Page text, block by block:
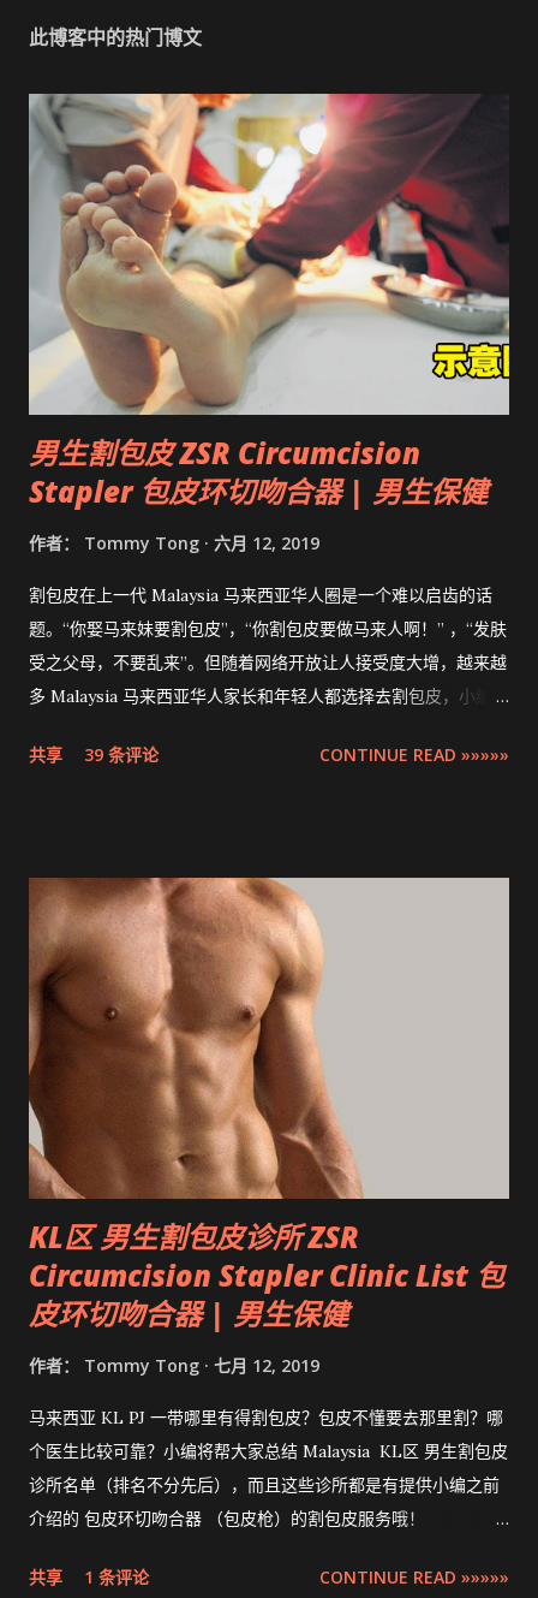
此博客中的热门博文
男生割包皮 ZSR Circumcision
Stapler 包皮环切吻合器 | 男生保健
作者： Tommy Tong 六月 12, 2019
割包皮在上一代 Malaysia 马来西亚华人圈是一个难以启齿的话
题。“你娶马来妹要割包皮”，“你割包皮要做马来人啊！” ，“发肤
受之父母，不要乱来”。但随着网络开放让人接受度大增，越来越
多 Malaysia 马来西亚华人家长和年轻人都选择去割包皮，小编多
的是最先进，零出血，零缝针，15分钟快速完成的 ZSR
共享 39 条评论 CONTINUE READ »»»»»
KL区 男生割包皮诊所 ZSR
Circumcision Stapler Clinic List 包
皮环切吻合器 | 男生保健
作者： Tommy Tong 七月 12, 2019
马来西亚 KL PJ 一带哪里有得割包皮？包皮不懂要去那里割？哪
个医生比较可靠？小编将帮大家总结 Malaysia KL区 男生割包皮
诊所名单（排名不分先后），而且这些诊所都是有提供小编之前
介绍的 包皮环切吻合器 （包皮枪）的割包皮服务哦！
Klang Valley 。
共享 1 条评论 CONTINUE READ »»»»»